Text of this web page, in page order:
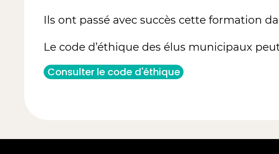
Ils ont passé avec succès cette formation
Le code d’éthique des élus municipaux
Consulter le code d'éthique